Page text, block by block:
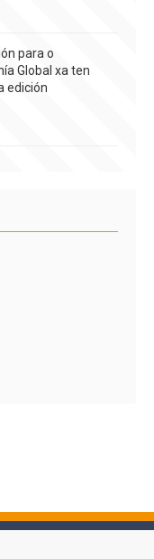
para o
Global xa ten
edición